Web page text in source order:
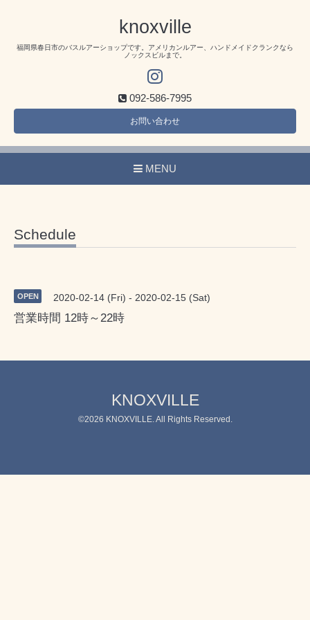
knoxville
福岡県春日市のバスルアーショップです。アメリカンルアー、ハンドメイドクランクなら
ノックスビルまで。
092-586-7995
お問い合わせ
MENU
Schedule
OPEN 2020-02-14 (Fri) - 2020-02-15 (Sat)
営業時間 12時～22時
KNOXVILLE
©2026 KNOXVILLE. All Rights Reserved.